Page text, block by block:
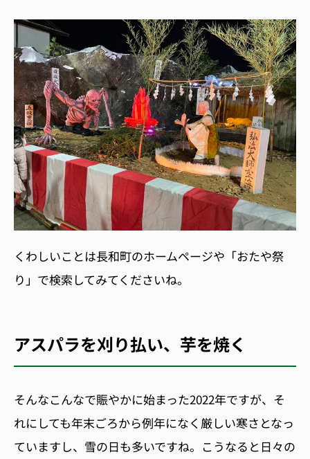
くわしいことは長和町のホームページや「おたや祭
り」で検索してみてくださいね。
アスパラを刈り払い、芋を焼く
そんなこんなで賑やかに始まった2022年ですが、そ
れにしても年末ごろから例年になく厳しい寒さとなっ
ていますし、雪の日も多いですね。こうなると日々の